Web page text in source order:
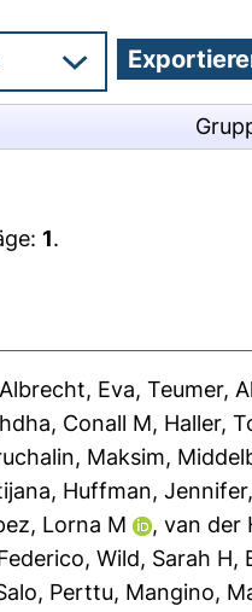
1.
Albrecht, Eva,Teumer,
Conall M, Haller,
Maksim,
, Huffman, Jennifer
Lorna M ,van der
,Wild, Sarah H,
Perttu, Mangino,